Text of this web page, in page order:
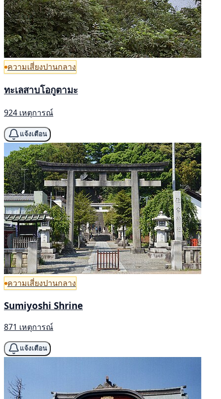
ความเสี่ยงปานกลาง
ทะเลสาบโอกูตามะ
924 เหตุการณ์
แจ้งเตือน
ความเสี่ยงปานกลาง
Sumiyoshi Shrine
871 เหตุการณ์
แจ้งเตือน